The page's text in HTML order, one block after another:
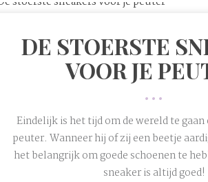
DE STOERSTE
VOOR JE
•••
Eindelijk is het tijd om de wereld te
peuter. Wanneer hij of zij een beetje
het belangrijk om goede schoenen te
sneaker is altijd goed!